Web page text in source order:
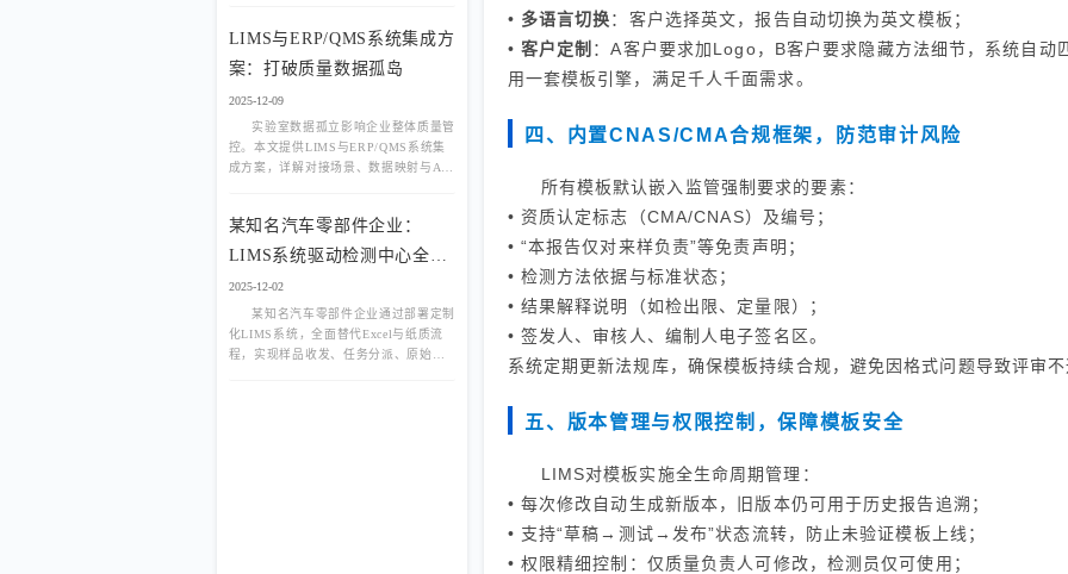
• 多语言切换：客户选择英文，报告自动切换为英文模板；
• 客户定制 ：A客户要求加Logo，B客户要求隐藏方法细节，系统自动
用一套模板引擎，满足千人千面需求。
四、内置CNAS/CMA合规框架，防范审计风险
所有模板默认嵌入监管强制要求的要素：
• 资质认定标志（CMA/CNAS）及编号；
• “本报告仅对来样负责”等免责声明；
• 检测方法依据与标准状态；
• 结果解释说明（如检出限、定量限）；
• 签发人、审核人、编制人电子签名区。
系统定期更新法规库，确保模板持续合规，避免因格式问题导致评审
五、版本管理与权限控制，保障模板安全
LIMS对模板实施全生命周期管理：
• 每次修改自动生成新版本，旧版本仍可用于历史报告追溯；
• 支持“草稿→测试→发布”状态流转，防止未验证模板上线；
• 权限精细控制：仅质量负责人可修改，检测员仅可使用；
实系统架构图与质量看板截图。
LIMS与ERP/QMS系统集成方
案：打破质量数据孤岛
2025-12-09
实验室数据孤立影响企业整体质量管
控。本文提供LIMS与ERP/QMS系统集
成方案，详解对接场景、数据映射与API
某知名汽车零部件企业：
LIMS系统驱动检测中心全流
程数字化转型
2025-12-02
某知名汽车零部件企业通过部署定制
化LIMS系统，全面替代Excel与纸质流
程，实现样品收发、任务分派、原始记